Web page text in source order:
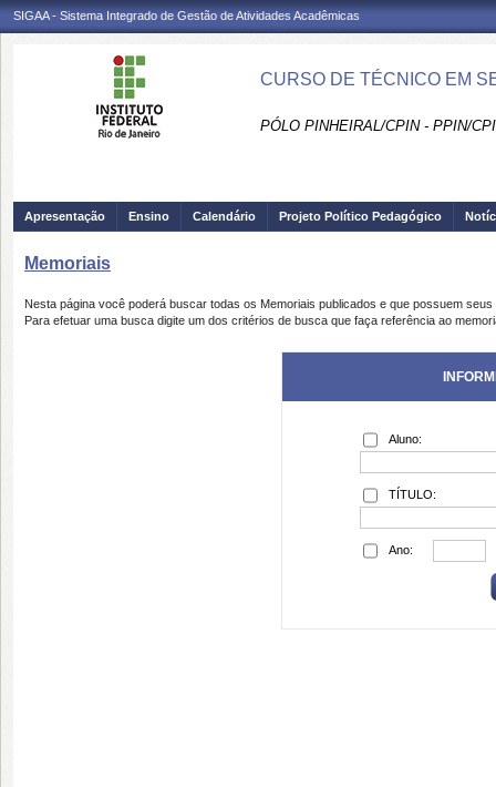
SIGAA - Sistema Integrado de Gestão de Atividades Acadêmicas
CURSO DE TÉCNICO EM
PÓLO PINHEIRAL/CPIN - PPIN/
Apresentação Ensino Calendário Projeto Político Pedagógico
Memoriais
Nesta página você poderá buscar todas os Memoriais publicados e que possuem
Para efetuar uma busca digite um dos critérios de busca que faça referência ao
Aluno:
TÍTULO:
Ano: